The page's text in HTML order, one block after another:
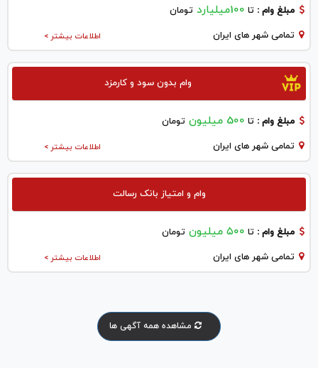
مبلغ وام : تا 100میلیارد تومان
اطلاعات بیشتر > تمامی شهر های ایران
وام بدون سود و کارمزد
مبلغ وام : تا 500 میلیون تومان
اطلاعات بیشتر > تمامی شهر های ایران
وام و امتیاز بانک رسالت
مبلغ وام : تا ۵۰۰ میلیون تومان
اطلاعات بیشتر > تمامی شهر های ایران
مشاهده همه آگهی ها